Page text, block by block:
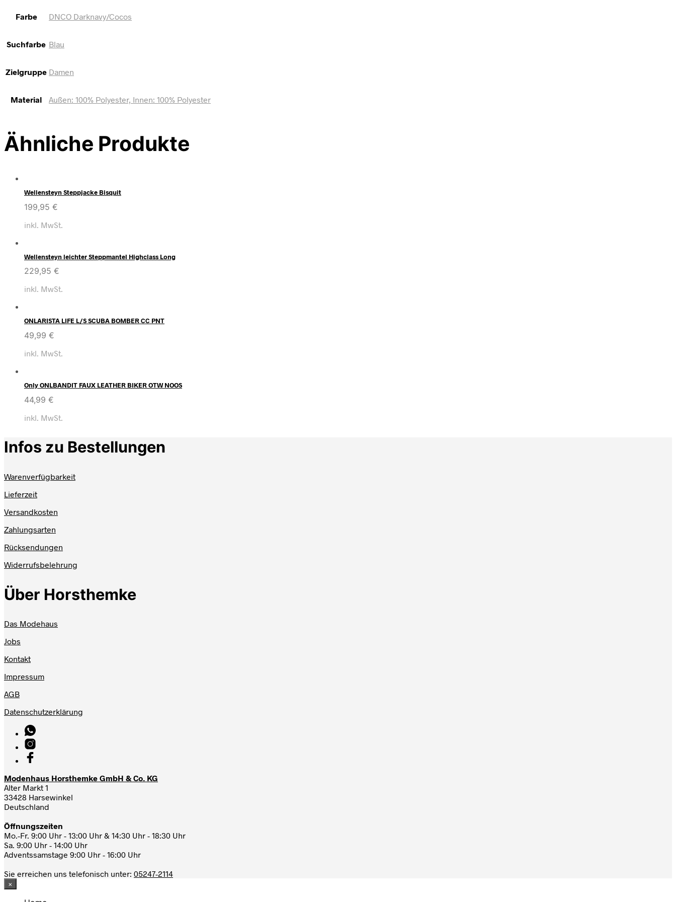
Farbe DNCO Darknavy/Cocos
Suchfarbe Blau
Zielgruppe Damen
Material Außen: 100% Polyester, Innen: 100% Polyester
Ähnliche Produkte
Wellensteyn Steppjacke Bisquit
199,95 €
inkl. MwSt.
Wellensteyn leichter Steppmantel Highclass Long
229,95 €
inkl. MwSt.
ONLARISTA LIFE L/S SCUBA BOMBER CC PNT
49,99 €
inkl. MwSt.
Only ONLBANDIT FAUX LEATHER BIKER OTW NOOS
44,99 €
inkl. MwSt.
Infos zu Bestellungen
Warenverfügbarkeit
Lieferzeit
Versandkosten
Zahlungsarten
Rücksendungen
Widerrufsbelehrung
Über Horsthemke
Das Modehaus
Jobs
Kontakt
Impressum
AGB
Datenschutzerklärung
Modenhaus Horsthemke GmbH & Co. KG
Alter Markt 1
33428 Harsewinkel
Deutschland
Öffnungszeiten
Mo.-Fr. 9:00 Uhr - 13:00 Uhr & 14:30 Uhr - 18:30 Uhr
Sa. 9:00 Uhr - 14:00 Uhr
Adventssamstage 9:00 Uhr - 16:00 Uhr
Sie erreichen uns telefonisch unter: 05247-2114
×